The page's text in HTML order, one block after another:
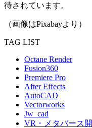
待されています。
（画像はPixabayより）
TAG LIST
Octane Render
Fusion360
Premiere Pro
After Effects
AutoCAD
Vectorworks
Jw_cad
VR・メタバース